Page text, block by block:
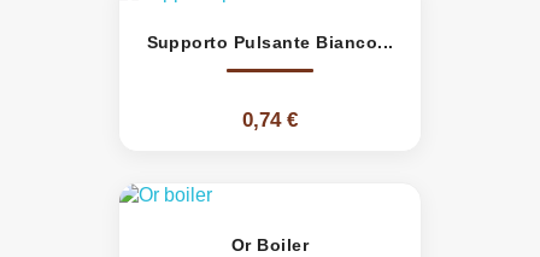
Supporto Pulsante Bianco...
0,74 €
Or Boiler